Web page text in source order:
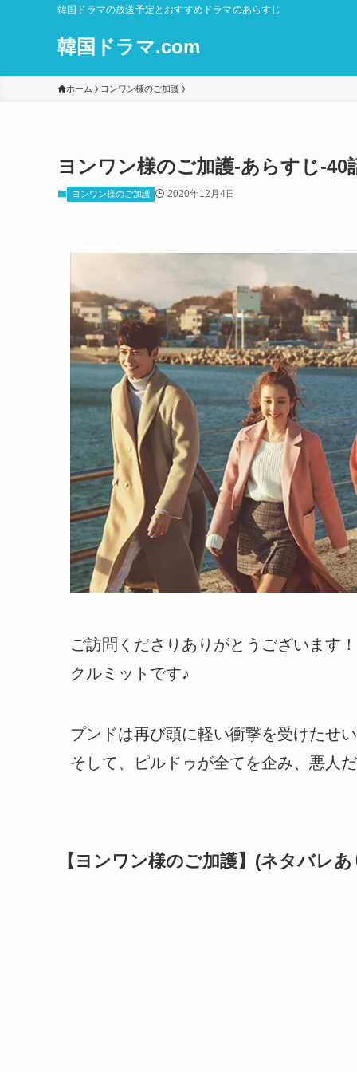
韓国ドラマの放送予定とおすすめドラマのあらすじ
韓国ドラマ.com
ホーム ヨンワン様のご加護
ヨンワン様のご加護-あらすじ-
ヨンワン様のご加護 2020年12月4日
ご訪問くださりありがとうございます！
クルミットです♪
プンドは再び頭に軽い衝撃を受けたせ
そして、ピルドゥが全てを企み、悪人
【ヨンワン様のご加護】(ネタバレあ